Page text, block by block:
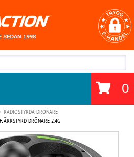
0
RADIOSTYRDA DRÖNARE
DRÖNARE 2.4G